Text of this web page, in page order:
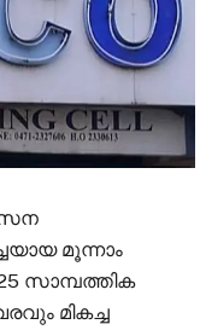
മൂന്നാം
സാമ്പത്തിക
മികച്ച